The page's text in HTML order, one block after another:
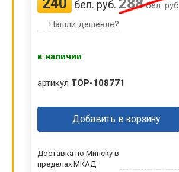
240 бел. руб. 288бел.
Нашли дешевле?
в наличии
артикул TOP-108771
Добавить в корзину
Доставка по Минску в
пределах МКАД